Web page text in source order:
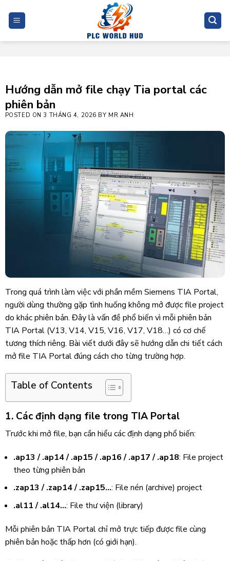
content
Hướng dẫn mở file chạy Tia portal các
phiên bản
POSTED ON 3 THÁNG 4, 2026 BY MR ANH
Trong quá trình làm việc với phần mềm Siemens TIA Portal,
người dùng thường gặp tình huống không mở được file project
do khác phiên bản. Đây là vấn đề phổ biến vì mỗi phiên bản
TIA Portal (V13, V14, V15, V16, V17, V18…) có cơ chế
tương thích riêng. Bài viết dưới đây sẽ hướng dẫn chi tiết cách
mở file TIA Portal đúng cách cho từng trường hợp.
Table of Contents
1. Các định dạng file trong TIA Portal
Trước khi mở file, bạn cần hiểu các định dạng phổ biến:
.ap13 / .ap14 / .ap15 / .ap16 / .ap17 / .ap18: File project
theo từng phiên bản
.zap13 / .zap14 / .zap15…: File nén (archive) project
.al11 / .al14…: File thư viện (library)
Mỗi phiên bản TIA Portal chỉ mở trực tiếp được file cùng
phiên bản hoặc thấp hơn (có giới hạn).